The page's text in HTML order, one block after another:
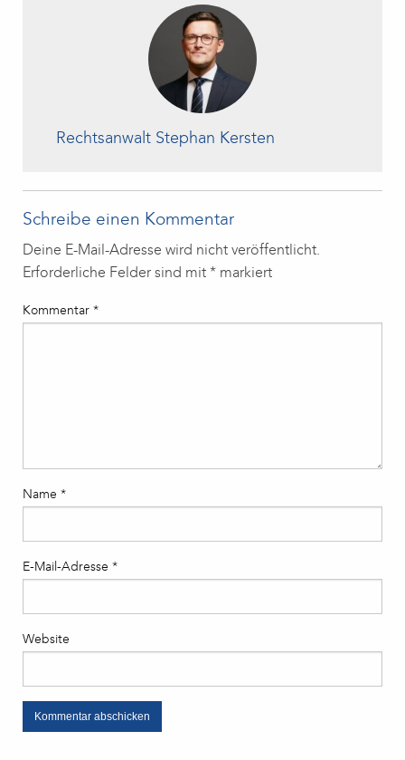
Rechtsanwalt Stephan Kersten
Schreibe einen Kommentar
Deine E-Mail-Adresse wird nicht veröffentlicht.
Erforderliche Felder sind mit * markiert
Kommentar *
Name *
E-Mail-Adresse *
Website